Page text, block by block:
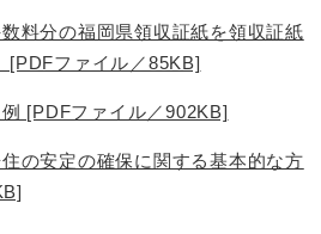
料分の福岡県領収証紙を領収証紙
[PDFファイル／85KB]
[PDFファイル／902KB]
住の安定の確保に関する基本的な方